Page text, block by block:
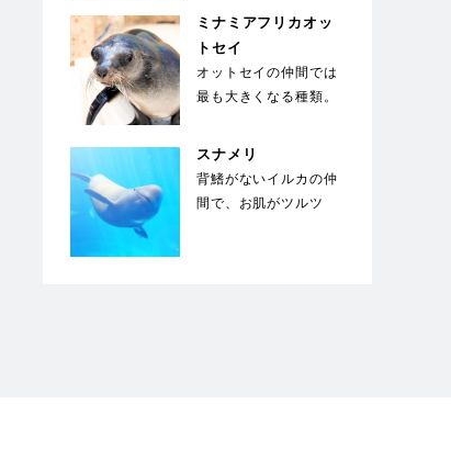
ミナミアフリカオッ
トセイ
オットセイの仲間では
最も大きくなる種類。
綿毛のような下毛が
密…
スナメリ
背鰭がないイルカの仲
間で、お肌がツルツ